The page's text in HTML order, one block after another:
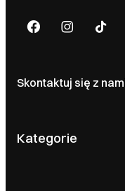
Skontaktuj się z
Kategorie